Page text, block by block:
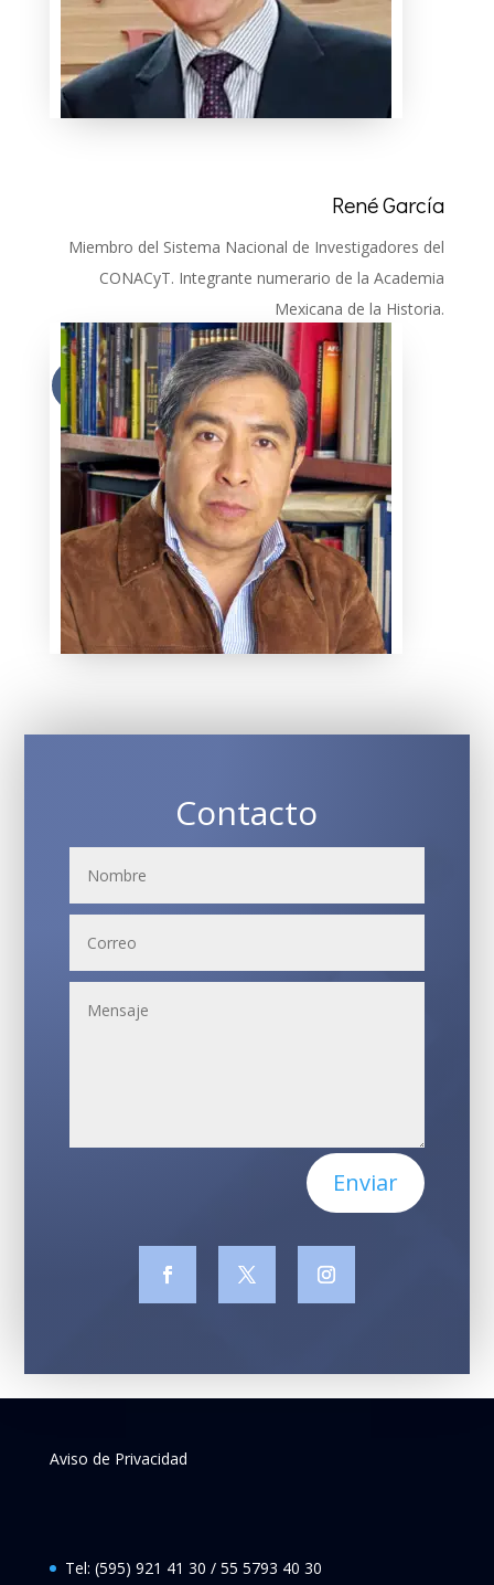
René García
Miembro del Sistema Nacional de Investigadores del
CONACyT. Integrante numerario de la Academia
Mexicana de la Historia.
Más
Contacto
Enviar
Aviso de Privacidad
Tel: (595) 921 41 30 / 55 5793 40 30